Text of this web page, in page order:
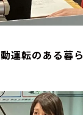
運転のある暮